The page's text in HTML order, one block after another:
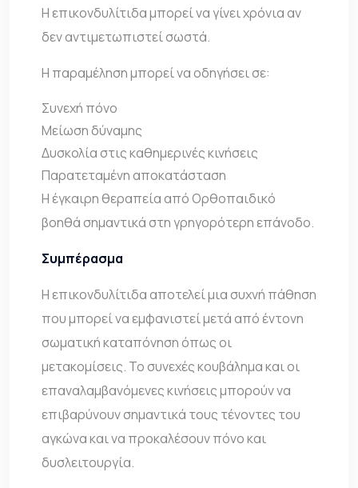
Η επικονδυλίτιδα μπορεί να γίνει χρόνια αν
δεν αντιμετωπιστεί σωστά.
Η παραμέληση μπορεί να οδηγήσει σε:
Συνεχή πόνο
Μείωση δύναμης
Δυσκολία στις καθημερινές κινήσεις
Παρατεταμένη αποκατάσταση
Η έγκαιρη θεραπεία από Ορθοπαιδικό
βοηθά σημαντικά στη γρηγορότερη επάνοδο.
Συμπέρασμα
Η επικονδυλίτιδα αποτελεί μια συχνή πάθηση
που μπορεί να εμφανιστεί μετά από έντονη
σωματική καταπόνηση όπως οι
μετακομίσεις. Το συνεχές κουβάλημα και οι
επαναλαμβανόμενες κινήσεις μπορούν να
επιβαρύνουν σημαντικά τους τένοντες του
αγκώνα και να προκαλέσουν πόνο και
δυσλειτουργία.